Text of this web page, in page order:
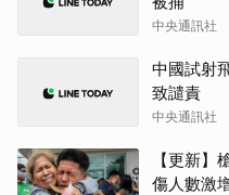
中央通訊社
中國試射
致譴責
中央通訊社
【更新
傷人數激